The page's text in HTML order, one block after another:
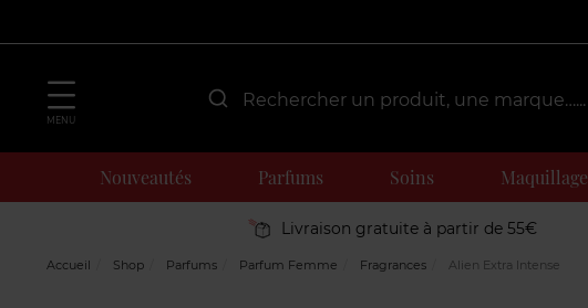
MENU
Nouveautés Parfums Soins Maquillage
Livraison gratuite à partir de 55€
Accueil Shop Parfums Parfum Femme Fragrances Alien Extra Intense